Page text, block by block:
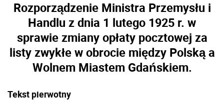
Rozporządzenie Ministra Przemysłu i
Handlu z dnia 1 lutego 1925 r. w
sprawie zmiany opłaty pocztowej za
listy zwykłe w obrocie między Polską a
Wolnem Miastem Gdańskiem.
Tekst pierwotny